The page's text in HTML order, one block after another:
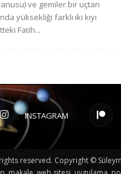
ve gemiler bir uçtan
yüksekliği farklı iki kıyı
Fatih...
INSTAGRAM
rights reserved. Copyright ©